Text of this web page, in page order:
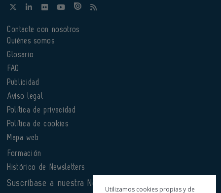
Contacte con nosotros
Quiénes somos
Glosario
FAQ
Publicidad
Aviso legal
Política de privacidad
Política de cookies
Mapa web
Formación
Histórico de Newsletters
Suscríbase a nuestra Newsletter
Utilizamos cookies propias y de